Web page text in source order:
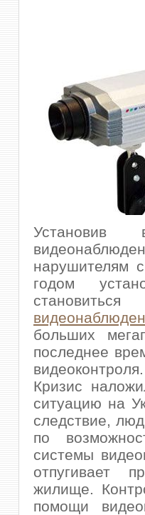
нарушителям
годом
больших
последнее
видеоконтроля.
Кризис
ситуацию на
следствие,
по
системы
отпугивает
жилище.
помощи